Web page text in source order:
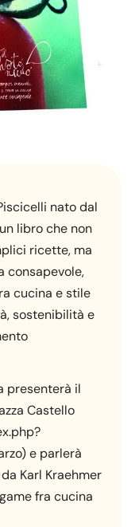
nato dal
libro che non
ricette, ma
consapevole,
cucina e stile
sostenibilità e
presenterà il
Castello
e parlerà
Karl Kraehmer
fra cucina